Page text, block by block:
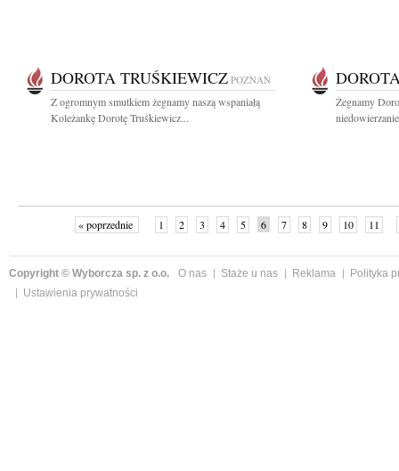
DOROTA TRUŚKIEWICZ POZNAŃ
Z ogromnym smutkiem żegnamy naszą wspaniałą
Koleżankę Dorotę Truśkiewicz...
Żegnamy
« poprzednie 1 2 3 4 5 6 7 8 9 10 11
Copyright © Wyborcza sp. z o.o. O nas Staże u nas Reklama
Polityka
Ustawienia prywatności